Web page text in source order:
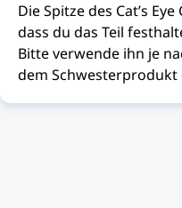
Die Spitze des Cat’s
dass du das Teil
Bitte verwende ihn je
dem Schwesterprodukt